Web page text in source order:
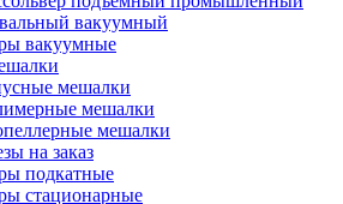
вакуумный
вакуумные
мешалки
мешалки
мешалки
на заказ
подкатные
стационарные